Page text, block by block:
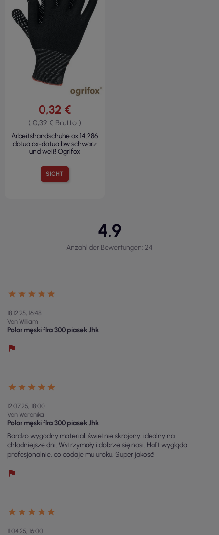
SICHT
0,32 €
( 0,39 € Brutto )
Arbeitshandschuhe ox.14.286
dotua ox-dotua bw schwarz
und weiß Ogrifox
4.9
Anzahl der Bewertungen: 24
18.12.25, 16:48
Von William
Polar męski flra 300 piasek Jhk
12.07.25, 18:00
Von Weronika
Polar męski flra 300 piasek Jhk
Bardzo wygodny materiał, świetnie skrojony, idealny na
chłodniejsze dni. Wytrzymały i dobrze się nosi. Haft wygląda
profesjonalnie, co dodaje mu uroku. Super jakość!
11.04.25, 16:00